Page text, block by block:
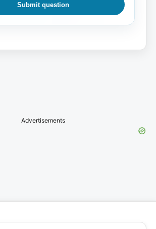
Submit question
Advertisements